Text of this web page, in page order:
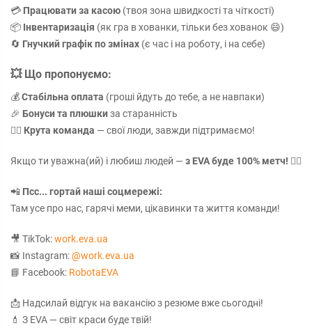
💳 Працювати за касою (твоя зона швидкості та чіткості)
📦 Інвентаризація (як гра в хованки, тільки без хованок 😄)
🔄 Гнучкий графік по змінах (є час і на роботу, і на себе)
💥 Що пропонуємо:
💰Стабільна оплата (гроші йдуть до тебе, а не навпаки)
🎉 Бонуси та плюшкиза старанність
👯‍♀️ Крута команда — свої люди, завжди підтримаємо!
Якщо ти уважна(ий) і любиш людей — з EVA буде 100% метч! ❤️‍🔥
📲 Псс... гортай наші соцмережі:
Там усе про нас, гарячі меми, цікавинки та життя команди!
🎥 TikTok:work.eva.ua
📸 Instagram:@work.eva.ua
📘 Facebook: RobotaEVA
📩 Надсилай відгук на вакансію з резюме вже сьогодні!
💄 З EVA — світ краси буде твій!